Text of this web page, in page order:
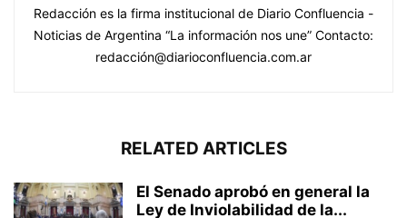
Redacción es la firma institucional de Diario Confluencia -
Noticias de Argentina “La información nos une” Contacto:
redacción@diarioconfluencia.com.ar
RELATED ARTICLES
El Senado aprobó en general la
Ley de Inviolabilidad de la...